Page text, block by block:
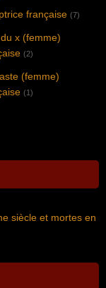
française (7)
x (femme)
(2)
(femme)
(1)
siècle et mortes en